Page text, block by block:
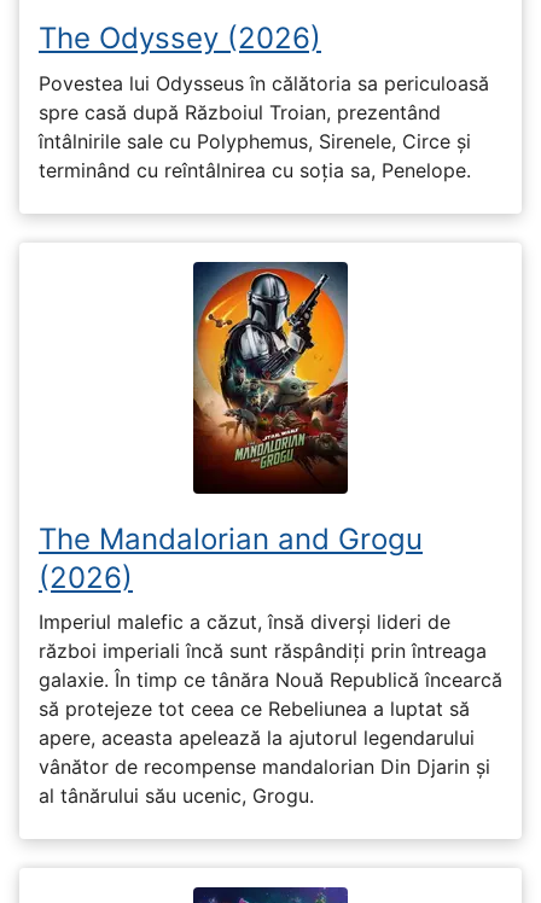
The Odyssey (2026)
Povestea lui Odysseus în călătoria sa periculoasă
spre casă după Războiul Troian, prezentând
întâlnirile sale cu Polyphemus, Sirenele, Circe și
terminând cu reîntâlnirea cu soția sa, Penelope.
The Mandalorian and Grogu
(2026)
Imperiul malefic a căzut, însă diverși lideri de
război imperiali încă sunt răspândiți prin întreaga
galaxie. În timp ce tânăra Nouă Republică încearcă
să protejeze tot ceea ce Rebeliunea a luptat să
apere, aceasta apelează la ajutorul legendarului
vânător de recompense mandalorian Din Djarin și
al tânărului său ucenic, Grogu.